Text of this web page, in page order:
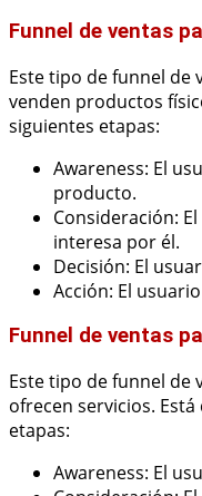
Funnel de ventas
Este tipo de funnel de
venden productos
siguientes etapas:
Awareness: El
producto.
Consideración:
interesa por él.
Decisión: El
Acción: El
Funnel de ventas
Este tipo de funnel de
ofrecen servicios.
etapas:
Awareness: El